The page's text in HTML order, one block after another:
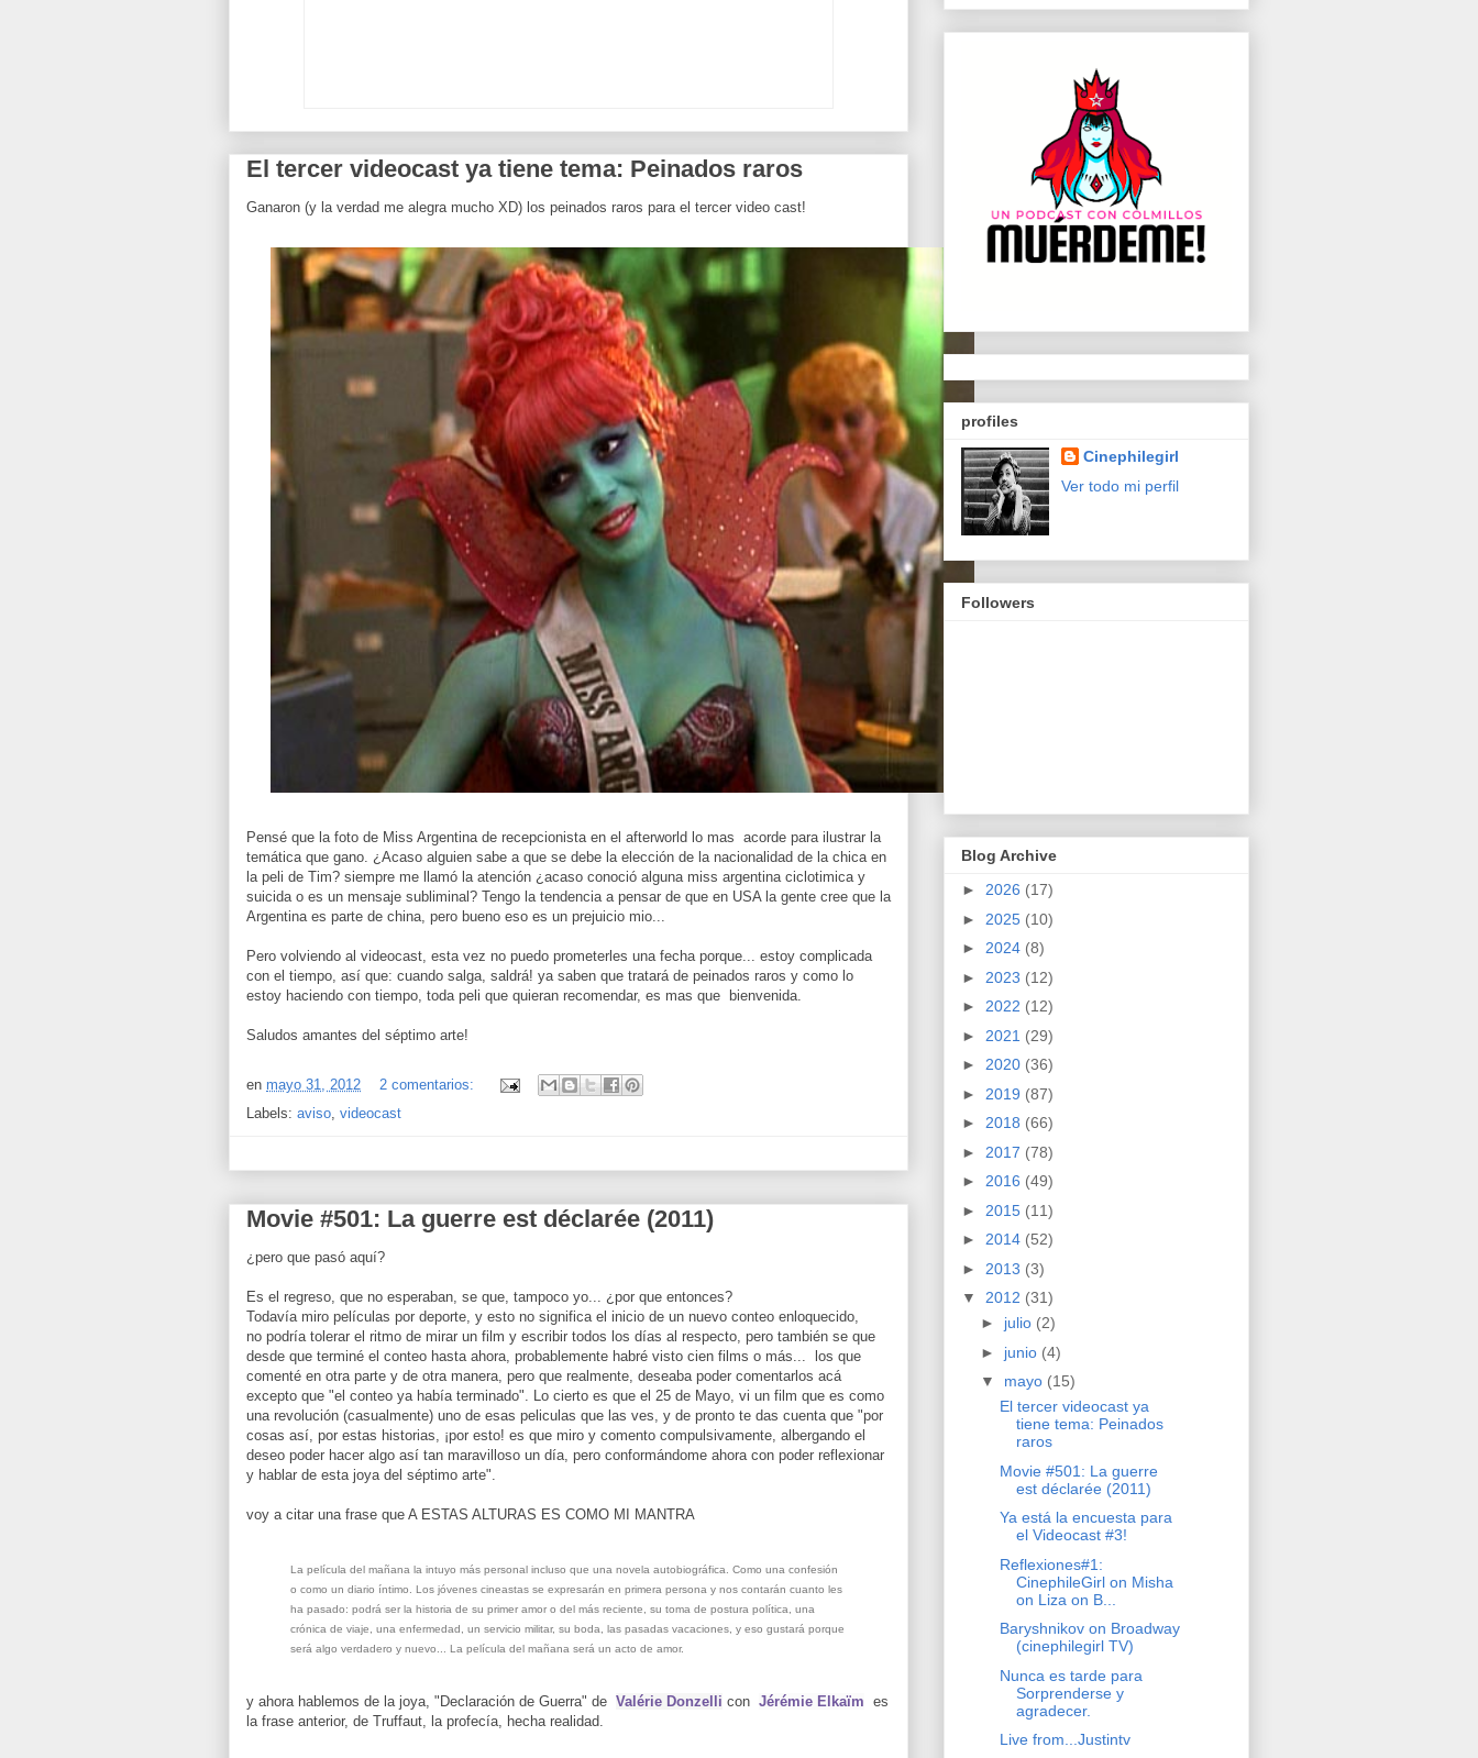
El tercer videocast ya tiene tema: Peinados raros
Ganaron (y la verdad me alegra mucho XD) los peinados raros para el tercer video cast!
Pensé que la foto de Miss Argentina de recepcionista en el afterworld lo mas acorde para ilustrar la
temática que gano. ¿Acaso alguien sabe a que se debe la elección de la nacionalidad de la chica en
la peli de Tim? siempre me llamó la atención ¿acaso conoció alguna miss argentina ciclotimica y
suicida o es un mensaje subliminal? Tengo la tendencia a pensar de que en USA la gente cree que la
Argentina es parte de china, pero bueno eso es un prejuicio mio...
Pero volviendo al videocast, esta vez no puedo prometerles una fecha porque... estoy complicada
con el tiempo, así que: cuando salga, saldrá! ya saben que tratará de peinados raros y como lo
estoy haciendo con tiempo, toda peli que quieran recomendar, es mas que bienvenida.
Saludos amantes del séptimo arte!
en mayo 31, 2012
2 comentarios:
Labels: aviso, videocast
Movie #501: La guerre est déclarée (2011)
¿pero que pasó aquí?
Es el regreso, que no esperaban, se que, tampoco yo... ¿por que entonces?
Todavía miro películas por deporte, y esto no significa el inicio de un nuevo conteo enloquecido,
no podría tolerar el ritmo de mirar un film y escribir todos los días al respecto, pero también se que
desde que terminé el conteo hasta ahora, probablemente habré visto cien films o más... los que
comenté en otra parte y de otra manera, pero que realmente, deseaba poder comentarlos acá
excepto que "el conteo ya había terminado". Lo cierto es que el 25 de Mayo, vi un film que es como
una revolución (casualmente) uno de esas peliculas que las ves, y de pronto te das cuenta que "por
cosas así, por estas historias, ¡por esto! es que miro y comento compulsivamente, albergando el
deseo poder hacer algo así tan maravilloso un día, pero conformándome ahora con poder reflexionar
y hablar de esta joya del séptimo arte".
voy a citar una frase que A ESTAS ALTURAS ES COMO MI MANTRA
La película del mañana la intuyo más personal incluso que una novela autobiográfica. Como una confesión
o como un diario íntimo. Los jóvenes cineastas se expresarán en primera persona y nos contarán cuanto les
ha pasado: podrá ser la historia de su primer amor o del más reciente, su toma de postura política, una
crónica de viaje, una enfermedad, un servicio militar, su boda, las pasadas vacaciones, y eso gustará porque
será algo verdadero y nuevo... La película del mañana será un acto de amor.
y ahora hablemos de la joya, "Declaración de Guerra" de Valérie Donzelli con Jérémie Elkaïm es
la frase anterior, de Truffaut, la profecía, hecha realidad.
profiles
Cinephilegirl
Ver todo mi perfil
Followers
Blog Archive
► 2026 (17)
► 2025 (10)
► 2024 (8)
► 2023 (12)
► 2022 (12)
► 2021 (29)
► 2020 (36)
► 2019 (87)
► 2018 (66)
► 2017 (78)
► 2016 (49)
► 2015 (11)
► 2014 (52)
► 2013 (3)
▼ 2012 (31)
► julio (2)
► junio (4)
▼ mayo (15)
El tercer videocast ya
tiene tema: Peinados
raros
Movie #501: La guerre
est déclarée (2011)
Ya está la encuesta para
el Videocast #3!
Reflexiones#1:
CinephileGirl on Misha
on Liza on B...
Baryshnikov on Broadway
(cinephilegirl TV)
Nunca es tarde para
Sorprenderse y
agradecer.
Live from...Justintv